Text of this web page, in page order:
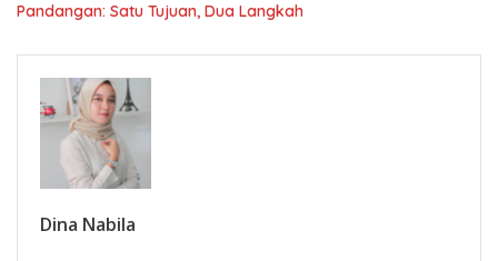
Pandangan: Satu Tujuan, Dua Langkah
Dina Nabila